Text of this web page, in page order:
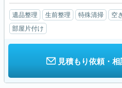
遺品整理 生前整理 特殊清掃 空
部屋片付け
見積もり依頼・相